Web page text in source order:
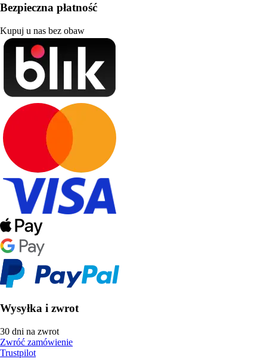
Bezpieczna płatność
Kupuj u nas bez obaw
Wysyłka i zwrot
30 dni na zwrot
Zwróć zamówienie
Trustpilot